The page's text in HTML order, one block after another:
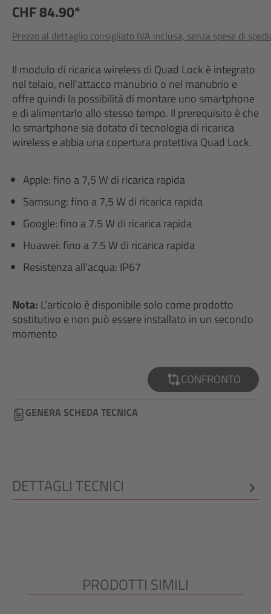
CHF 84.90*
Prezzo al dettaglio consigliato IVA inclusa, senza spese di
Il modulo di ricarica wireless di Quad Lock è integrato
nel telaio, nell'attacco manubrio o nel manubrio e
offre quindi la possibilità di montare uno smartphone
e di alimentarlo allo stesso tempo. Il prerequisito è che
lo smartphone sia dotato di tecnologia di ricarica
wireless e abbia una copertura protettiva Quad Lock.
Apple: fino a 7,5 W di ricarica rapida
Samsung: fino a 7,5 W di ricarica rapida
Google: fino a 7.5 W di ricarica rapida
Huawei: fino a 7.5 W di ricarica rapida
Resistenza all'acqua: IP67
Nota: L’articolo è disponibile solo come prodotto
sostitutivo e non può essere installato in un secondo
momento
CONFRONTO
GENERA SCHEDA TECNICA
DETTAGLI TECNICI
Salta la galleria dei prodotti
PRODOTTI SIMILI